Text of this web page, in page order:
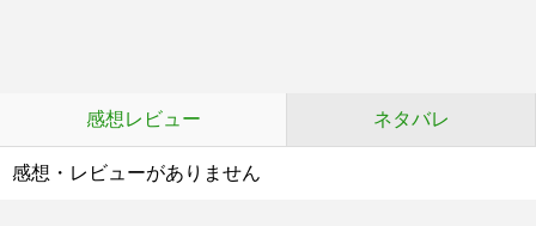
感想レビュー ネタバレ
感想・レビューがありません